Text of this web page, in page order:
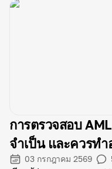
การตรวจสอบ
จำเป็น และควรท
03 กรกฎาคม 2569